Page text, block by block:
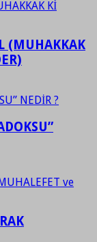
(MUHAKKAK